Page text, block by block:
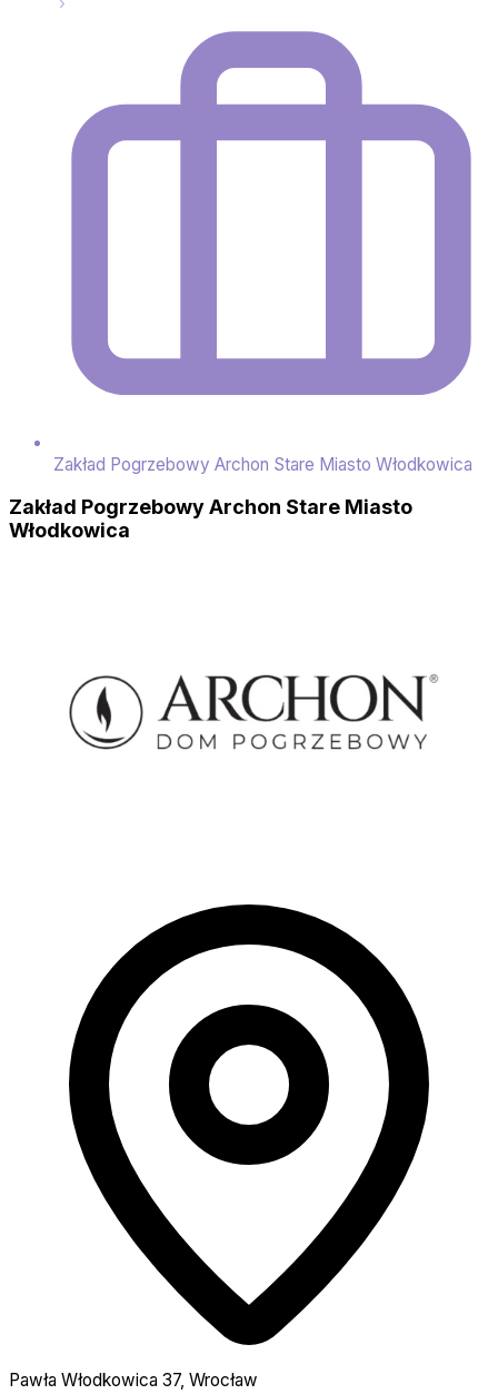
Zakład Pogrzebowy Archon Stare Miasto Włodkowica
Zakład Pogrzebowy Archon Stare Miasto
Włodkowica
Pawła Włodkowica 37, Wrocław